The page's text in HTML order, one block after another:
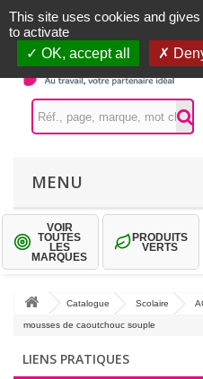
MENU
VOIR
TOUTES
LES
MARQUES
PRODUITS
VERTS
Catalogue Scolaire
mousses de caoutchouc souple
LIENS PRATIQUES
This site uses cookies and
to activate
OK, accept all